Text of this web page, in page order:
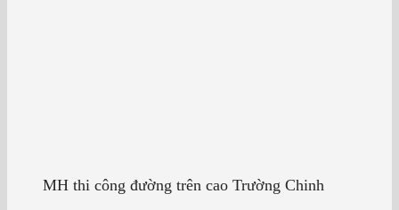
MH thi công đường trên cao Trường Chinh